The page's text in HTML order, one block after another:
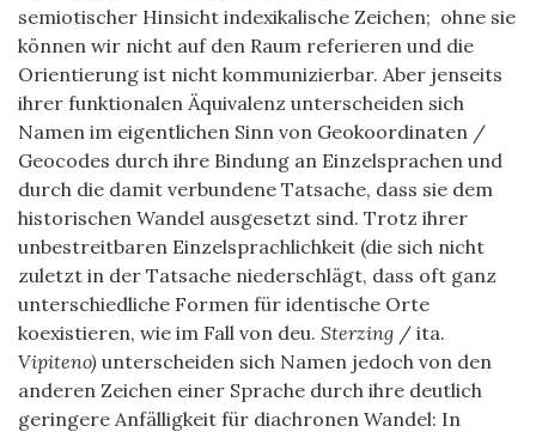
semiotischer Hinsicht indexikalische Zeichen; ohne sie
können wir nicht auf den Raum referieren und die
Orientierung ist nicht kommunizierbar. Aber jenseits
ihrer funktionalen Äquivalenz unterscheiden sich
Namen im eigentlichen Sinn von Geokoordinaten /
Geocodes durch ihre Bindung an Einzelsprachen und
durch die damit verbundene Tatsache, dass sie dem
historischen Wandel ausgesetzt sind. Trotz ihrer
unbestreitbaren Einzelsprachlichkeit (die sich nicht
zuletzt in der Tatsache niederschlägt, dass oft ganz
unterschiedliche Formen für identische Orte
koexistieren, wie im Fall von deu. Sterzing / ita.
Vipiteno) unterscheiden sich Namen jedoch von den
anderen Zeichen einer Sprache durch ihre deutlich
geringere Anfälligkeit für diachronen Wandel: In